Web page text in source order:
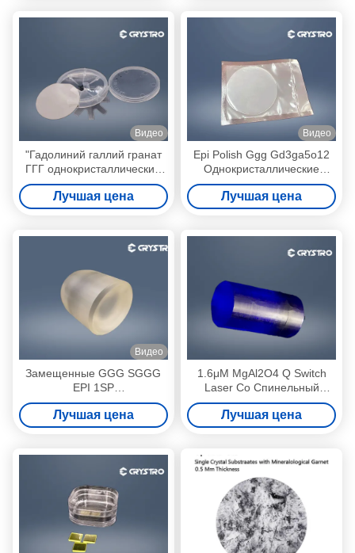
Видео
"Гадолиний галлий гранат
ГГГ однокристаллические
субстраты
Лучшая цена
Видео
Epi Polish Ggg Gd3ga5o12
Однокристаллические
субстраты с низкой
оптической потерей
Лучшая цена
Видео
Замещенные GGG SGGG
EPI 1SP
однокристаллические
субстраты
Лучшая цена
1.6μM MgAl2O4 Q Switch
Laser Co Спинельный
однокристаллический
субстрат
Лучшая цена